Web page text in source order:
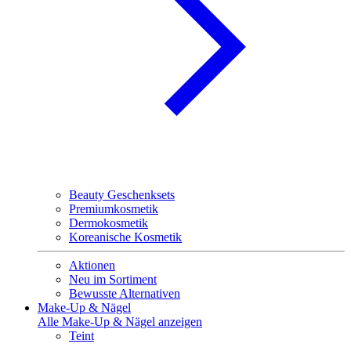
Beauty Geschenksets
Premiumkosmetik
Dermokosmetik
Koreanische Kosmetik
Aktionen
Neu im Sortiment
Bewusste Alternativen
Make-Up & Nägel
Alle Make-Up & Nägel anzeigen
Teint